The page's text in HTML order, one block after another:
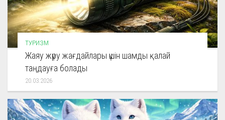
ТУРИЗМ
Жаяу жүру жағдайлары үшін шамды қалай
таңдауға болады
20.03.2026